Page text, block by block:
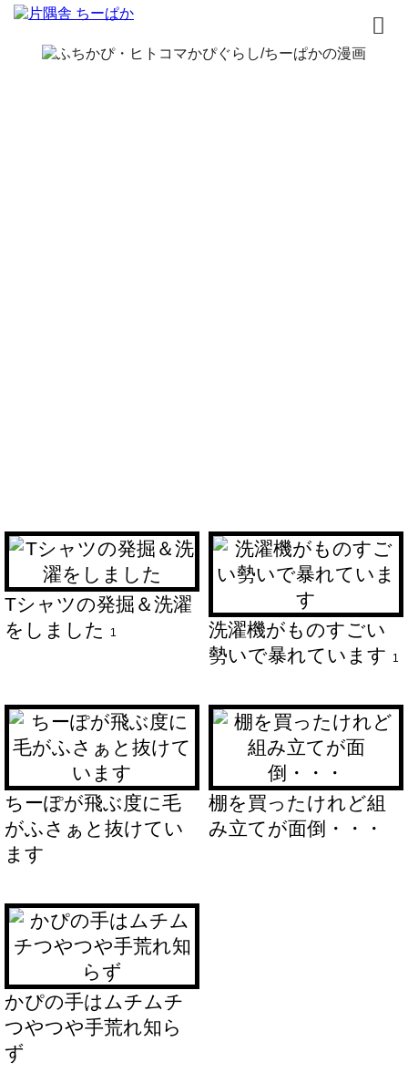
Tシャツの発掘＆洗濯
をしました
1
洗濯機がものすごい
勢いで暴れています
1
ちーぽが飛ぶ度に毛
がふさぁと抜けてい
ます
棚を買ったけれど組
み立てが面倒・・・
かぴの手はムチムチ
つやつや手荒れ知ら
ず